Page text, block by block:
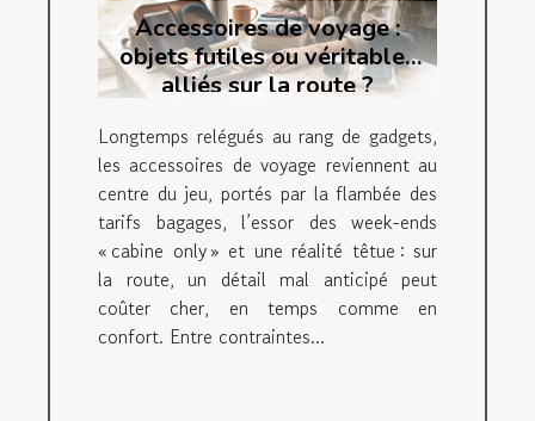
Accessoires de voyage :
objets futiles ou véritables
alliés sur la route ?
Longtemps relégués au rang de gadgets,
les accessoires de voyage reviennent au
centre du jeu, portés par la flambée des
tarifs bagages, l’essor des week-ends
« cabine only » et une réalité têtue : sur
la route, un détail mal anticipé peut
coûter cher, en temps comme en
confort. Entre contraintes...